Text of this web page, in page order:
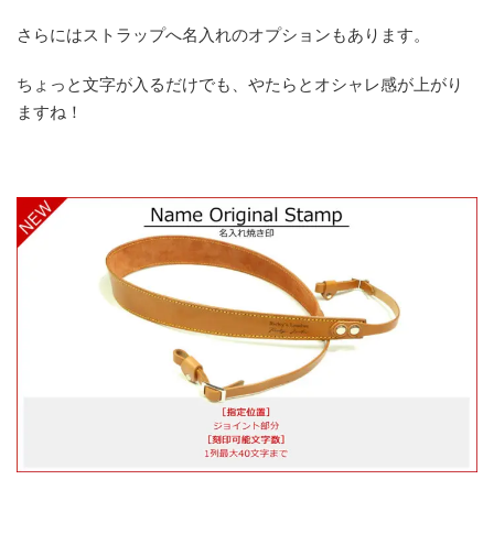
さらにはストラップへ名入れのオプションもあります。
ちょっと文字が入るだけでも、やたらとオシャレ感が上がり
ますね！